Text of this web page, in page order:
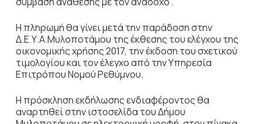
Η πληρωμή θα γίνει μετά την παράδοση στην
Δ.Ε.Υ.Α.Μυλοποτάμου της έκθεσης του ελέγχου της
οικονομικής χρήσης 2017, την έκδοση του σχετικού
τιμολογίου και τον έλεγχο από την Υπηρεσία
Επιτρόπου Νομού Ρεθύμνου.
Η πρόσκληση εκδήλωσης ενδιαφέροντος θα
αναρτηθεί στην ιστοσελίδα του Δήμου